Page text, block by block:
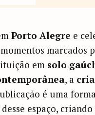
Porto Alegre e
marcados
em solo
, a
é uma
espaço, criando